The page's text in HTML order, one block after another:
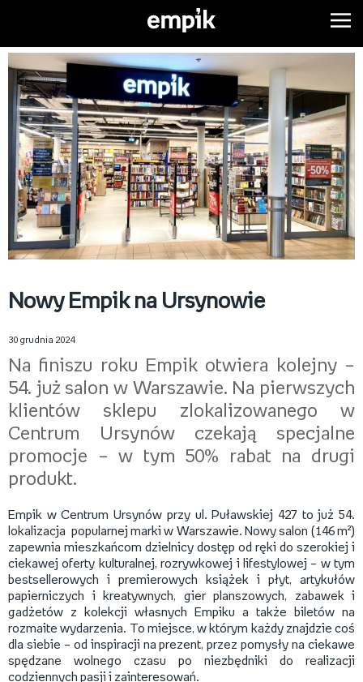
Nowy Empik na Ursynowie
30 grudnia 2024
Na finiszu roku Empik otwiera kolejny –
54. już salon w Warszawie. Na pierwszych
klientów sklepu zlokalizowanego w
Centrum Ursynów czekają specjalne
promocje – w tym 50% rabat na drugi
produkt.
Empik w Centrum Ursynów przy ul. Puławskiej 427 to już 54.
lokalizacja popularnej marki w Warszawie. Nowy salon (146 m²)
zapewnia mieszkańcom dzielnicy dostęp od ręki do szerokiej i
ciekawej oferty kulturalnej, rozrywkowej i lifestylowej – w tym
bestsellerowych i premierowych książek i płyt, artykułów
papierniczych i kreatywnych, gier planszowych, zabawek i
gadżetów z kolekcji własnych Empiku a także biletów na
rozmaite wydarzenia. To miejsce, w którym każdy znajdzie coś
dla siebie – od inspiracji na prezent, przez pomysły na ciekawe
spędzane wolnego czasu po niezbędniki do realizacji
codziennych pasji i zainteresowań.